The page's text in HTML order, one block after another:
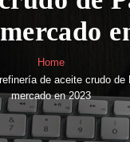
Home
de aceite crudo de
mercado en 2023